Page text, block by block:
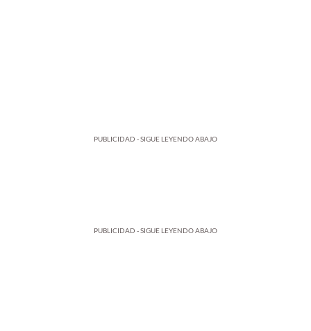
PUBLICIDAD - SIGUE LEYENDO ABAJO
PUBLICIDAD - SIGUE LEYENDO ABAJO